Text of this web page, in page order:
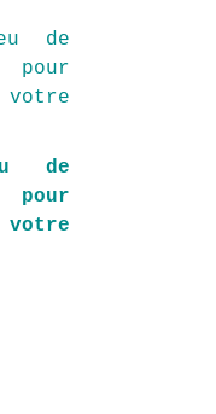
de
pour
votre